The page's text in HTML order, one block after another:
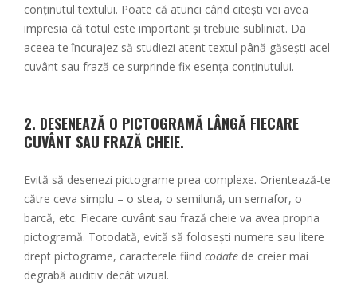
conținutul textului. Poate că atunci când citești vei avea
impresia că totul este important și trebuie subliniat. Da
aceea te încurajez să studiezi atent textul până găsești acel
cuvânt sau frază ce surprinde fix esența conținutului.
2. DESENEAZĂ O PICTOGRAMĂ LÂNGĂ FIECARE
CUVÂNT SAU FRAZĂ CHEIE.
Evită să desenezi pictograme prea complexe. Orientează-te
către ceva simplu – o stea, o semilună, un semafor, o
barcă, etc. Fiecare cuvânt sau frază cheie va avea propria
pictogramă. Totodată, evită să folosești numere sau litere
drept pictograme, caracterele fiind codate de creier mai
degrabă auditiv decât vizual.